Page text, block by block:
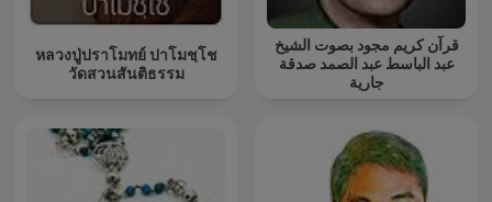
หลวงปู่ปราโมทย์ ปาโมชฺโช
วัดสวนสันติธรรม
قرآن كريم مجود بصوت الشيخ
عبد الباسط عبد الصمد صدقة
جارية